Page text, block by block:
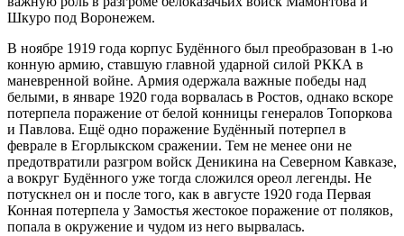
Шкуро под Воронежем.
В ноябре 1919 года корпус Будённого был преобразован в 1-ю
конную армию, ставшую главной ударной силой РККА в
маневренной войне. Армия одержала важные победы над
белыми, в январе 1920 года ворвалась в Ростов, однако вскоре
потерпела поражение от белой конницы генералов Топоркова
и Павлова. Ещё одно поражение Будённый потерпел в
феврале в Егорлыкском сражении. Тем не менее они не
предотвратили разгром войск Деникина на Северном Кавказе,
а вокруг Будённого уже тогда сложился ореол легенды. Не
потускнел он и после того, как в августе 1920 года Первая
Конная потерпела у Замостья жестокое поражение от поляков,
попала в окружение и чудом из него вырвалась.